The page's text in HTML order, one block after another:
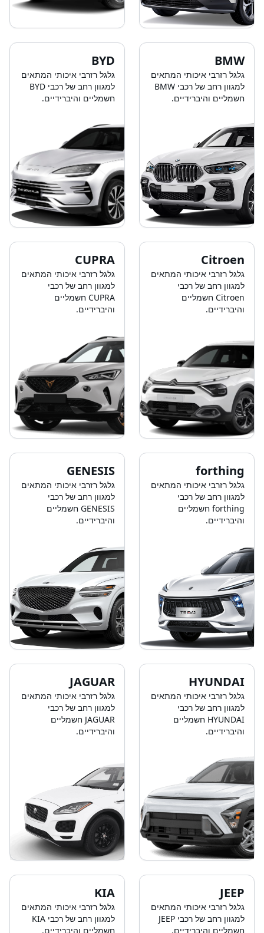
BMW
גלגל רזרבי איכותי המתאים
למגוון רחב של רכבי BMW
חשמליים והיברידיים.
BYD
גלגל רזרבי איכותי המתאים
למגוון רחב של רכבי BYD
חשמליים והיברידיים.
Citroen
גלגל רזרבי איכותי המתאים
למגוון רחב של רכבי
Citroen חשמליים
והיברידיים.
CUPRA
גלגל רזרבי איכותי המתאים
למגוון רחב של רכבי
CUPRA חשמליים
והיברידיים.
forthing
גלגל רזרבי איכותי המתאים
למגוון רחב של רכבי
forthing חשמליים
והיברידיים.
GENESIS
גלגל רזרבי איכותי המתאים
למגוון רחב של רכבי
GENESIS חשמליים
והיברידיים.
HYUNDAI
גלגל רזרבי איכותי המתאים
למגוון רחב של רכבי
HYUNDAI חשמליים
והיברידיים.
JAGUAR
גלגל רזרבי איכותי המתאים
למגוון רחב של רכבי
JAGUAR חשמליים
והיברידיים.
JEEP
גלגל רזרבי איכותי המתאים
למגוון רחב של רכבי JEEP
חשמליים והיברידיים.
KIA
גלגל רזרבי איכותי המתאים
למגוון רחב של רכבי KIA
חשמליים והיברידיים.